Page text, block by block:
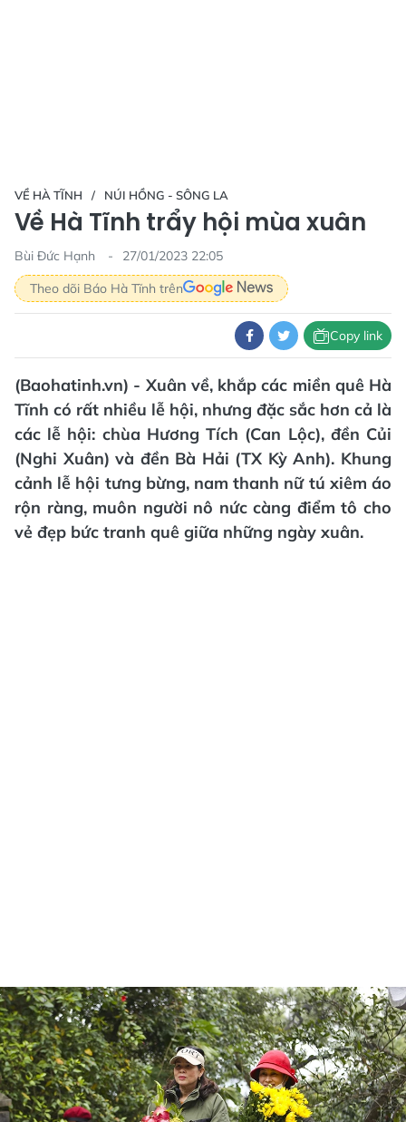
VỀ HÀ TĨNH NÚI HỒNG - SÔNG LA
Về Hà Tĩnh trẩy hội mùa xuân
Bùi Đức Hạnh
27/01/2023 22:05
Theo dõi Báo Hà Tĩnh trên
Copy link
(Baohatinh.vn) - Xuân về, khắp các miền quê Hà
Tĩnh có rất nhiều lễ hội, nhưng đặc sắc hơn cả là
các lễ hội: chùa Hương Tích (Can Lộc), đền Củi
(Nghi Xuân) và đền Bà Hải (TX Kỳ Anh). Khung
cảnh lễ hội tưng bừng, nam thanh nữ tú xiêm áo
rộn ràng, muôn người nô nức càng điểm tô cho
vẻ đẹp bức tranh quê giữa những ngày xuân.